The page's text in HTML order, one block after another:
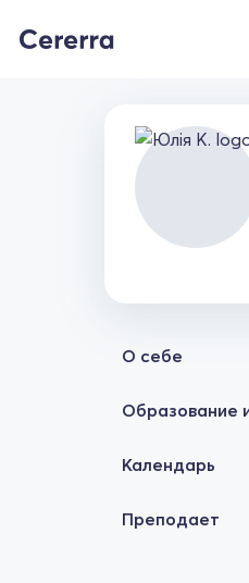
О себе
Образование
Календарь
Преподает